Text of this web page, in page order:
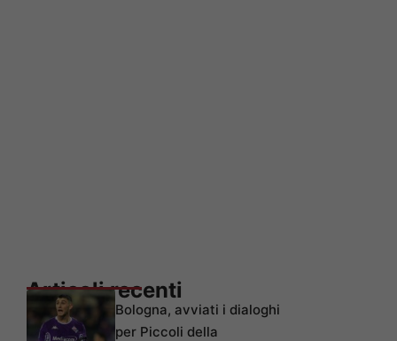
Articoli recenti
Bologna, avviati i dialoghi
per Piccoli della